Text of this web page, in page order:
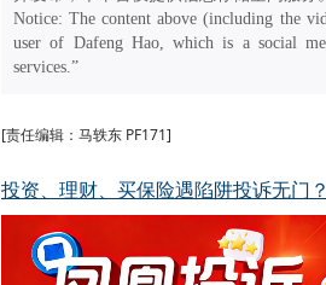
Notice: The content above (including the
user of Dafeng Hao, which is a social
services.”
[责任编辑：马轶东 PF171]
投资、理财、买保险遇陷阱投诉无门